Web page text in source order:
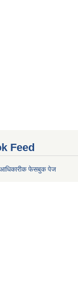
Feed
आधिकारीक फेसबुक पेज